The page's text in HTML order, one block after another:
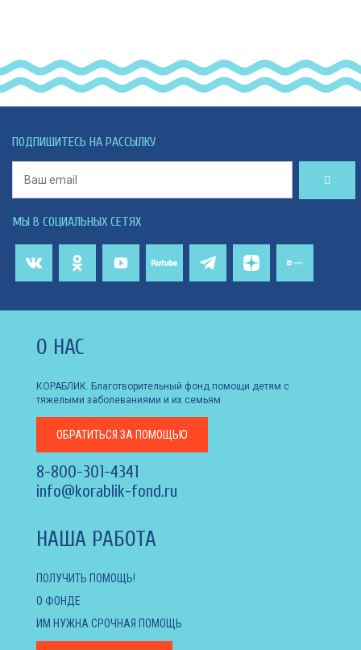
ПОДПИШИТЕСЬ НА РАССЫЛКУ
МЫ В СОЦИАЛЬНЫХ СЕТЯХ
О НАС
КОРАБЛИК. Благотворительный фонд помощи детям с
тяжелыми заболеваниями и их семьям
ОБРАТИТЬСЯ ЗА ПОМОЩЬЮ
8-800-301-4341
info@korablik-fond.ru
НАША РАБОТА
ПОЛУЧИТЬ ПОМОЩЬ!
О ФОНДЕ
ИМ НУЖНА СРОЧНАЯ ПОМОЩЬ